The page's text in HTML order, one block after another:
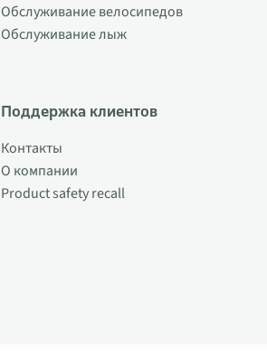
Обслуживание велосипедов
Обслуживание лыж
Поддержка клиентов
Контакты
О компании
Product safety recall